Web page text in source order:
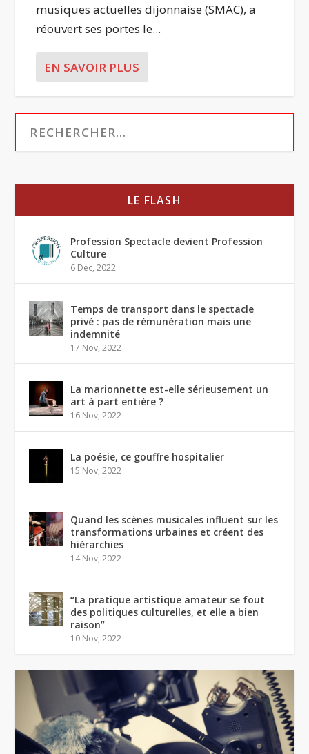
musiques actuelles dijonnaise (SMAC), a
réouvert ses portes le...
EN SAVOIR PLUS
LE FLASH
Profession Spectacle devient Profession
Culture
6 Déc, 2022
Temps de transport dans le spectacle
privé : pas de rémunération mais une
indemnité
17 Nov, 2022
La marionnette est-elle sérieusement un
art à part entière ?
16 Nov, 2022
La poésie, ce gouffre hospitalier
15 Nov, 2022
Quand les scènes musicales influent sur les
transformations urbaines et créent des
hiérarchies
14 Nov, 2022
“La pratique artistique amateur se fout
des politiques culturelles, et elle a bien
raison”
10 Nov, 2022